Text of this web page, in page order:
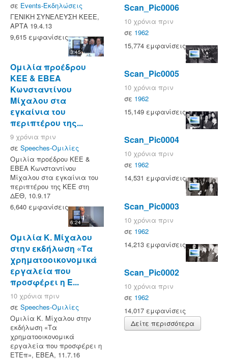
σε Events-Εκδηλώσεις
ΓΕΝΙΚΗ ΣΥΝΕΛΕΥΣΗ ΚΕΕΕ,
ΑΡΤΑ 19.4.13
9,615 εμφανίσεις
3:45
Ομιλία προέδρου
ΚΕΕ & ΕΒΕΑ
Κωνσταντίνου
Μίχαλου στα
εγκαίνια του
περιπτέρου της...
9 χρόνια πριν
σε Speeches-Ομιλίες
Ομιλία προέδρου ΚΕΕ &
ΕΒΕΑ Κωνσταντίνου
Μίχαλου στα εγκαίνια του
περιπτέρου της ΚΕΕ στη
ΔΕΘ, 10.9.17
6,640 εμφανίσεις
6:24
Ομιλία Κ. Μίχαλου
στην εκδήλωση «Τα
χρηματοοικονομικά
εργαλεία που
προσφέρει η Ε...
10 χρόνια πριν
σε Speeches-Ομιλίες
Ομιλία Κ. Μίχαλου στην
εκδήλωση «Τα
χρηματοοικονομικά
εργαλεία που προσφέρει η
ΕΤΕπ», ΕΒΕΑ, 11.7.16
Scan_Pic0006
10 χρόνια πριν
σε 1962
15,774 εμφανίσεις
Scan_Pic0005
10 χρόνια πριν
σε 1962
15,149 εμφανίσεις
Scan_Pic0004
10 χρόνια πριν
σε 1962
14,531 εμφανίσεις
Scan_Pic0003
10 χρόνια πριν
σε 1962
14,213 εμφανίσεις
Scan_Pic0002
10 χρόνια πριν
σε 1962
14,017 εμφανίσεις
Δείτε περισσότερα